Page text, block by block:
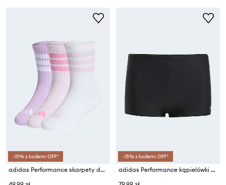
-15% z kodem: OFF*
adidas Performance skarpety dziecięce 3-pack
-15% z kodem: OFF*
adidas Performance kąpielówki dziecięce